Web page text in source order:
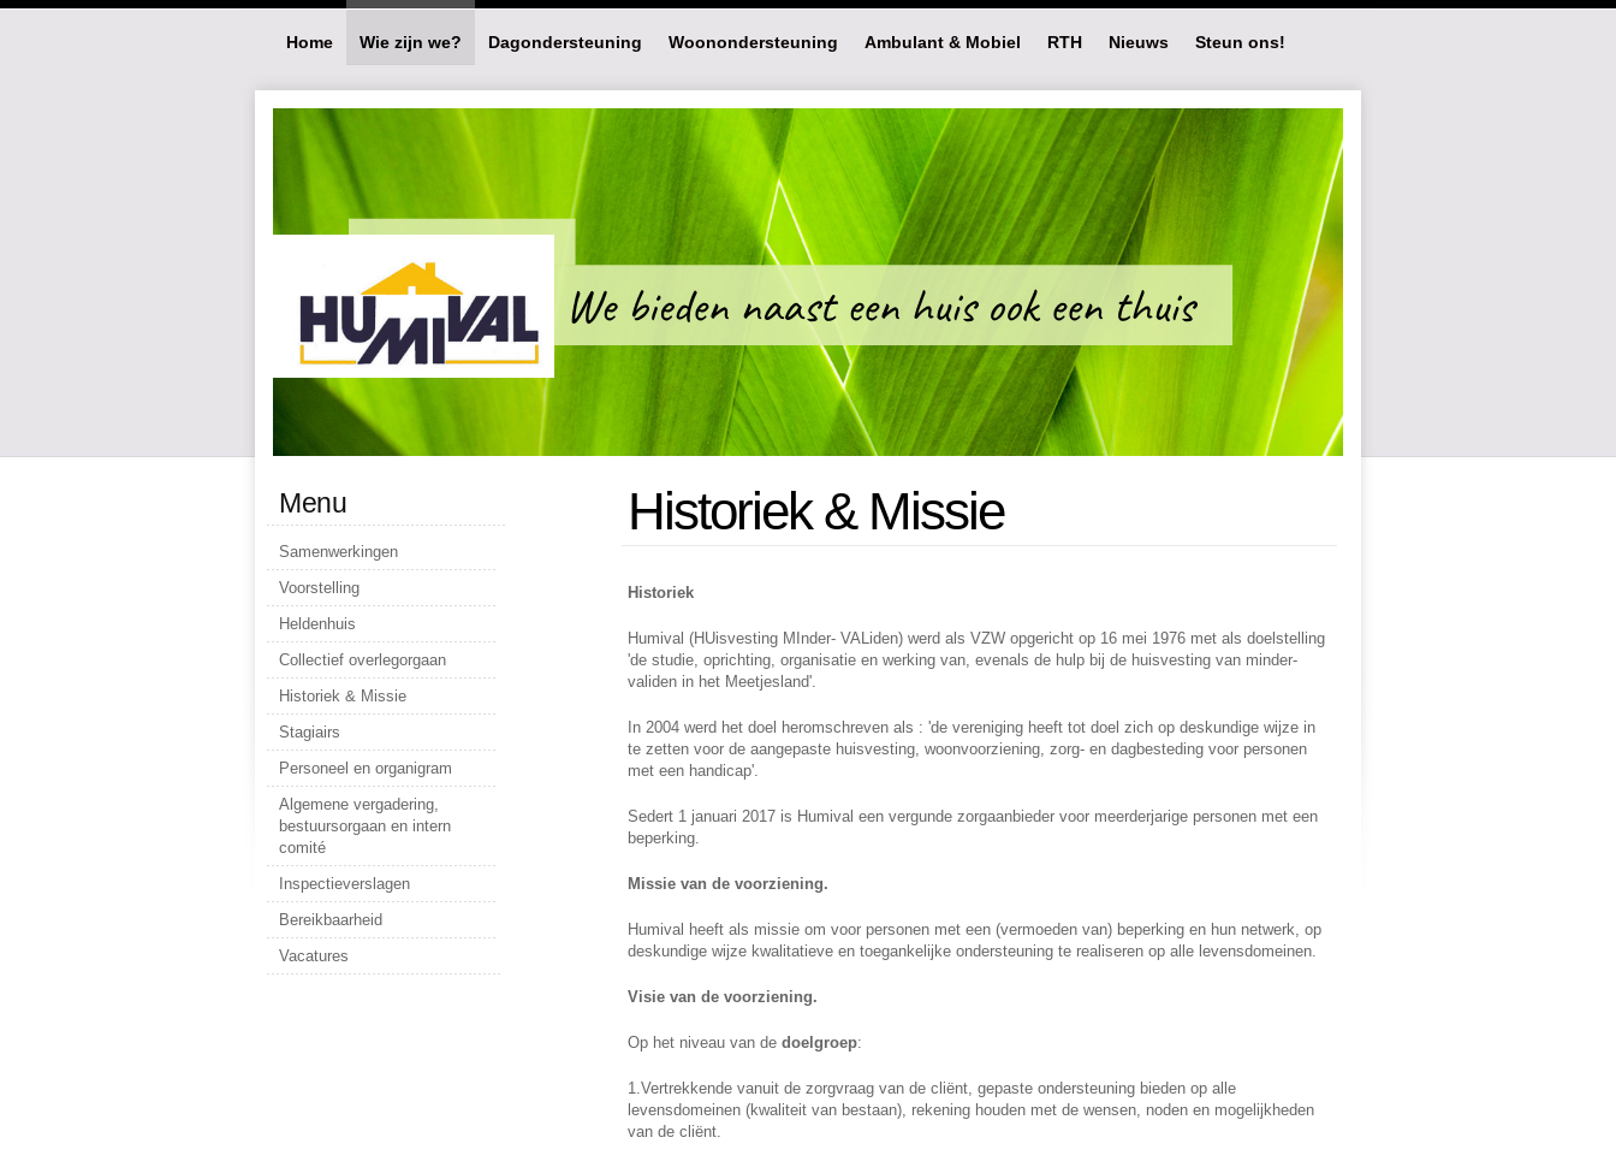
Home Wie zijn we? Dagondersteuning Woonondersteuning Ambulant & Mobiel RTH Nieuws Steun ons!
Menu
Samenwerkingen
Voorstelling
Heldenhuis
Collectief overlegorgaan
Historiek & Missie
Stagiairs
Personeel en organigram
Algemene vergadering,
bestuursorgaan en intern
comité
Inspectieverslagen
Bereikbaarheid
Vacatures
Historiek & Missie
Historiek
Humival (HUisvesting MInder- VALiden) werd als VZW opgericht op 16 mei 1976 met als doelstelling
'de studie, oprichting, organisatie en werking van, evenals de hulp bij de huisvesting van minder-
validen in het Meetjesland'.
In 2004 werd het doel heromschreven als : 'de vereniging heeft tot doel zich op deskundige wijze in
te zetten voor de aangepaste huisvesting, woonvoorziening, zorg- en dagbesteding voor personen
met een handicap'.
Sedert 1 januari 2017 is Humival een vergunde zorgaanbieder voor meerderjarige personen met een
beperking.
Missie van de voorziening.
Humival heeft als missie om voor personen met een (vermoeden van) beperking en hun netwerk, op
deskundige wijze kwalitatieve en toegankelijke ondersteuning te realiseren op alle levensdomeinen.
Visie van de voorziening.
Op het niveau van de doelgroep:
1.Vertrekkende vanuit de zorgvraag van de cliënt, gepaste ondersteuning bieden op alle
levensdomeinen (kwaliteit van bestaan), rekening houden met de wensen, noden en mogelijkheden
van de cliënt.